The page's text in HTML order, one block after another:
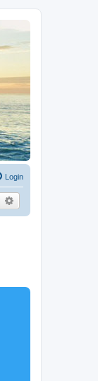
Login
Cerca